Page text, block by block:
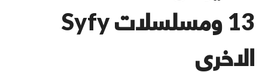
13 ومسلسلات Syfy
الاخرى